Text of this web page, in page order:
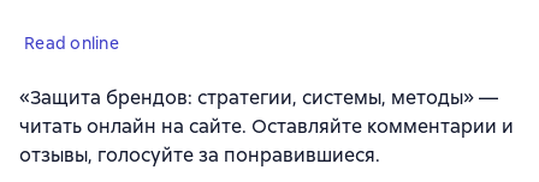
Read online
«Защита брендов: стратегии, системы, методы» —
читать онлайн на сайте. Оставляйте комментарии и
отзывы, голосуйте за понравившиеся.